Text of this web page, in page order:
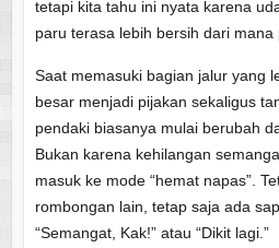
tetapi kita tahu ini nyata karena
paru terasa lebih bersih dari mana
Saat memasuki bagian jalur yang
besar menjadi pijakan sekaligus
pendaki biasanya mulai berubah
Bukan karena kehilangan
masuk ke mode “hemat napas”.
rombongan lain, tetap saja ada
“Semangat, Kak!” atau “Dikit lagi.”